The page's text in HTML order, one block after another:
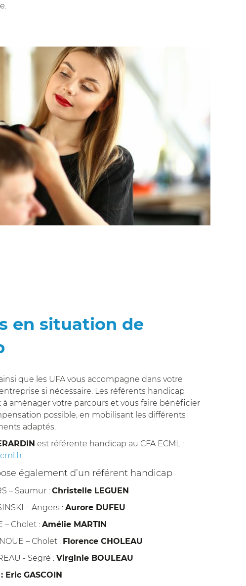
en situation de
que les UFA vous accompagne dans votre
si nécessaire. Les référents handicap
à aménager votre parcours et vous faire bénéficier
possible, en mobilisant les différents
adaptés.
est référente handicap au CFA ECML :
également d’un référent handicap
– Saumur : Christelle LEGUEN
– Angers : Aurore DUFEU
– Cholet : Amélie MARTIN
– Cholet : Florence CHOLEAU
- Segré : Virginie BOULEAU
: Eric GASCOIN